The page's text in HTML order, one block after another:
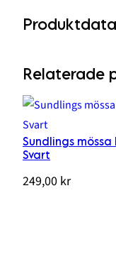
Produktdata
Relaterade
Sundlings mössa
Svart
249,00 kr